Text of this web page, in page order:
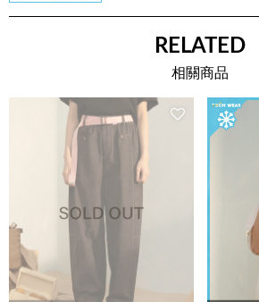
RELATED
相關商品